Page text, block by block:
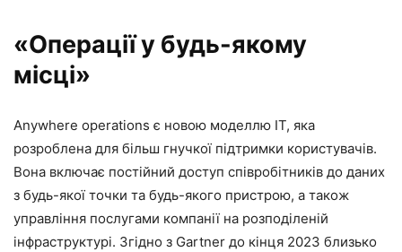
«Операції у будь-якому
місці»
Anywhere operations є новою моделлю ІТ, яка
розроблена для більш гнучкої підтримки користувачів.
Вона включає постійний доступ співробітників до даних
з будь-якої точки та будь-якого пристрою, а також
управління послугами компанії на розподіленій
інфраструктурі. Згідно з Gartner до кінця 2023 близько